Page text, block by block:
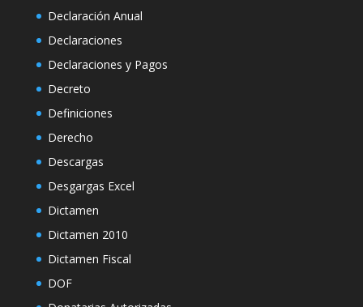
Declaración Anual
Declaraciones
Declaraciones y Pagos
Decreto
Definiciones
Derecho
Descargas
Desgargas Excel
Dictamen
Dictamen 2010
Dictamen Fiscal
DOF